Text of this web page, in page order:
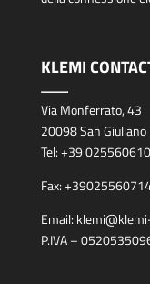
KLEMI
Via Monferrato, 43
20098 San
Tel:+39
Fax:
Email:
P.IVA –